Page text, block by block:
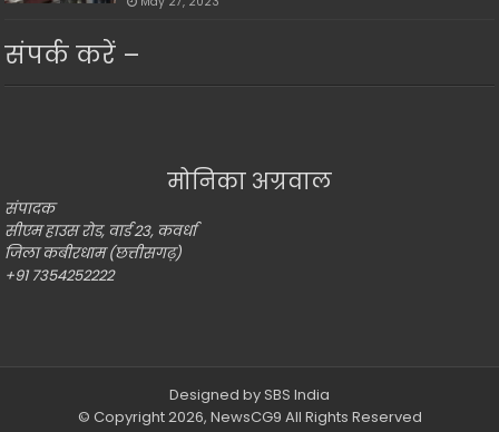
संपर्क करें –
मोनिका अग्रवाल
संपादक
सीएम हाउस रोड, वार्ड 23, कवर्धा
जिला कबीरधाम (छत्तीसगढ़)
+91 7354252222
Designed by SBS India
© Copyright 2026, NewsCG9 All Rights Reserved